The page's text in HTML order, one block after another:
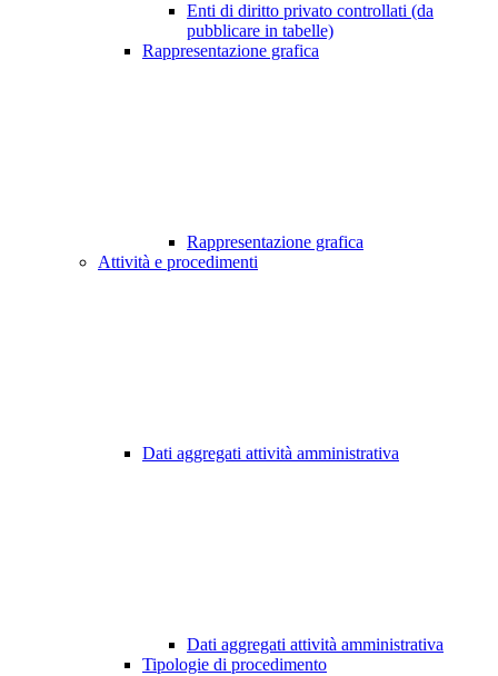
Enti di diritto privato controllati (da
pubblicare in tabelle)
Rappresentazione grafica
Rappresentazione grafica
Attività e procedimenti
Dati aggregati attività amministrativa
Dati aggregati attività amministrativa
Tipologie di procedimento